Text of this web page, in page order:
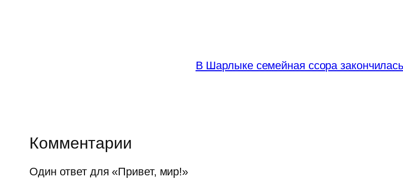
В Шарлыке семейная ссора
Комментарии
Один ответ для «Привет, мир!»